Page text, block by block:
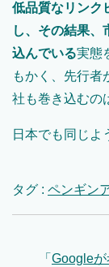
低品質なリンク
し、その結果、
込んでいる実態
もかく、先行者
社も巻き込むの
日本でも同じよ
タグ : ペンギン
「 Google